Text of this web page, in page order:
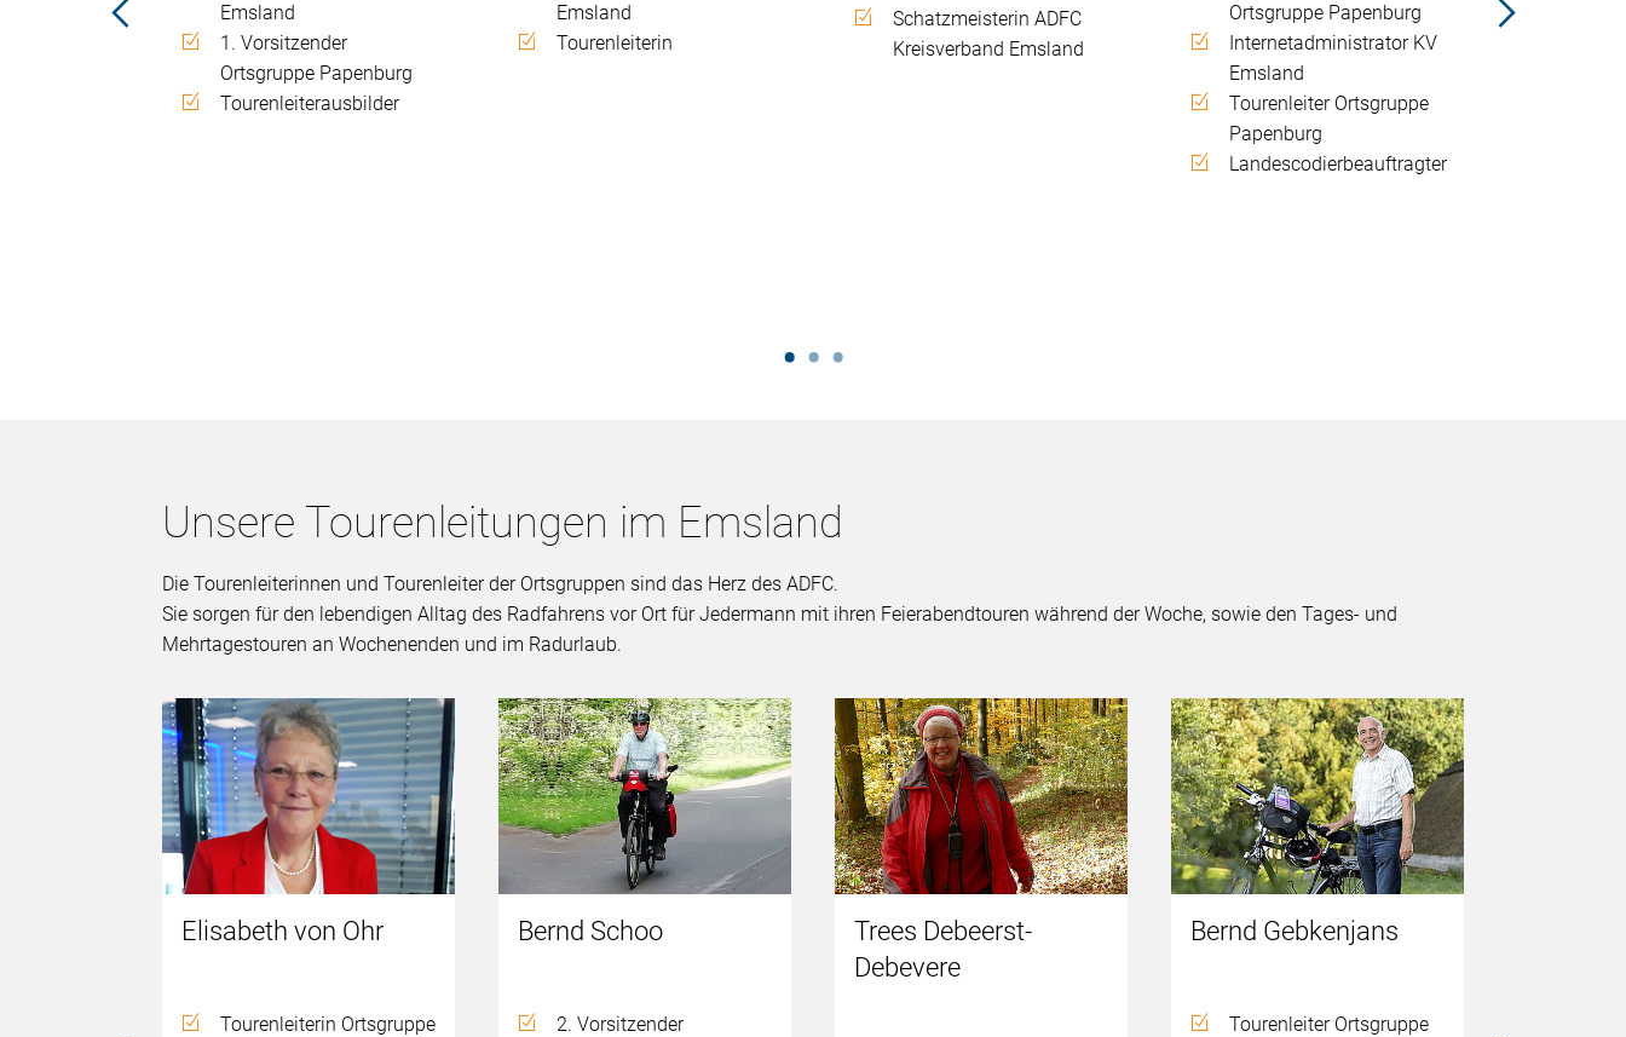
Emsland
1. Vorsitzender
Ortsgruppe Papenburg
Tourenleiterausbilder
Emsland
Tourenleiterin
Schatzmeisterin ADFC
Kreisverband Emsland
Ortsgruppe Papenburg
Internetadministrator KV
Emsland
Tourenleiter Ortsgruppe
Papenburg
Landescodierbeauftragter
Unsere Tourenleitungen im Emsland
Die Tourenleiterinnen und Tourenleiter der Ortsgruppen sind das Herz des ADFC.
Sie sorgen für den lebendigen Alltag des Radfahrens vor Ort für Jedermann mit ihren Feierabendtouren während der Woche, sowie den Tages- und
Mehrtagestouren an Wochenenden und im Radurlaub.
Elisabeth von Ohr
Tourenleiterin Ortsgruppe
Bernd Schoo
2. Vorsitzender
Trees Debeerst-
Debevere
Bernd Gebkenjans
Tourenleiter Ortsgruppe